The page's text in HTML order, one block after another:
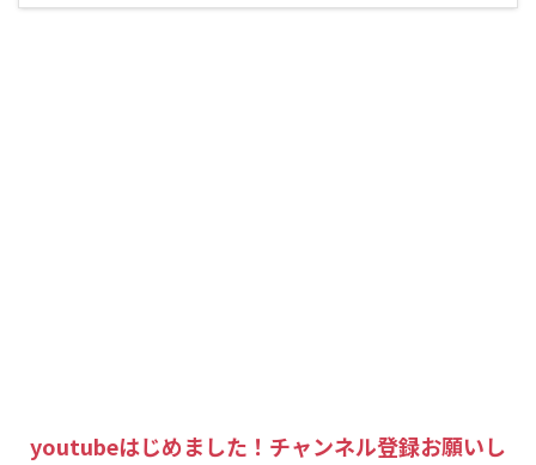
youtubeはじめました！チャンネル登録お願いし